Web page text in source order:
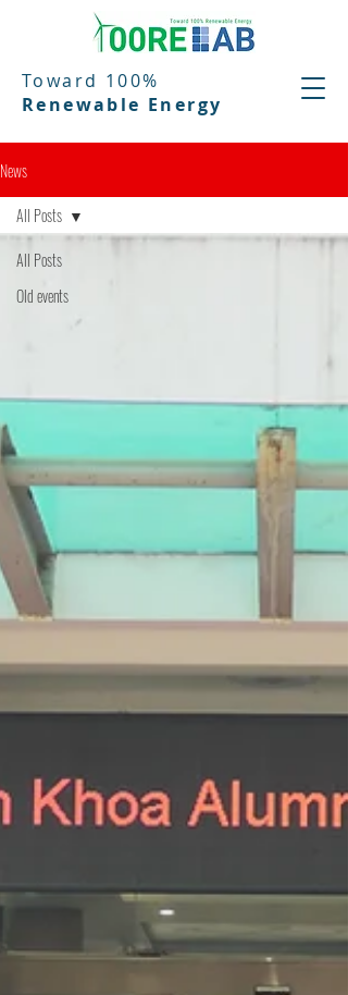
Toward 100%
Renewable Energy
News
All Posts
Old events
All Posts